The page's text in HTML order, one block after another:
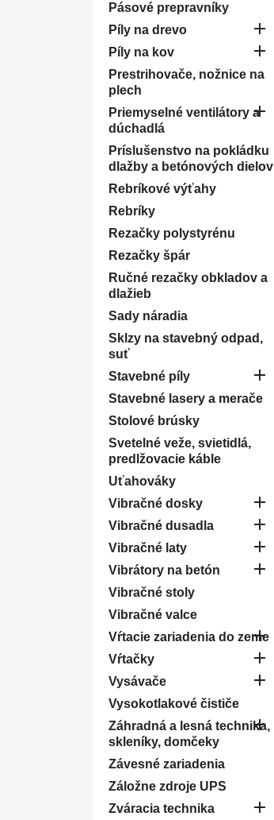
Pásové prepravníky
Píly na drevo

Píly na kov 
Prestrihovače, nožnice na
plech
Priemyselné ventilátory a
dúchadlá

Príslušenstvo na pokládku
dlažby a betónových dielov
Rebríkové výťahy
Rebríky
Rezačky polystyrénu
Rezačky špár
Ručné rezačky obkladov a
dlažieb
Sady náradia
Sklzy na stavebný odpad,
suť
Stavebné píly

Stavebné lasery a merače
Stolové brúsky
Svetelné veže, svietidlá,
predlžovacie káble
Uťahováky
Vibračné dosky

Vibračné dusadla 
Vibračné laty 
Vibrátory na betón 
Vibračné stoly
Vibračné valce
Vŕtacie zariadenia do zeme

Vŕtačky 
Vysávače 
Vysokotlakové čističe
Záhradná a lesná technika,
skleníky, domčeky

Závesné zariadenia
Záložne zdroje UPS
Zváracia technika
